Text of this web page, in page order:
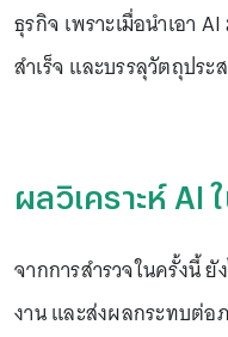
ธุรกิจ เพราะเมื่อนำเอา
สำเร็จ และบรรลุวัตถุประ
ผลวิเคราะห์ AI
จากการสำรวจในครั้งนี้ ยั
งาน และส่งผลกระทบต่